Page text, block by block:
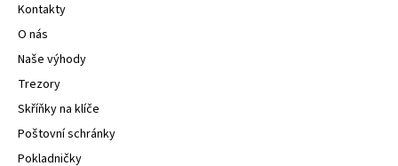
Kontakty
O nás
Naše výhody
Trezory
Skříňky na klíče
Poštovní schránky
Pokladničky